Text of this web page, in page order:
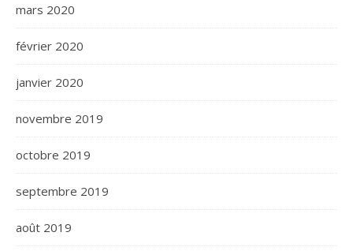
mars 2020
février 2020
janvier 2020
novembre 2019
octobre 2019
septembre 2019
août 2019